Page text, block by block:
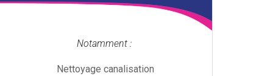
Notamment :
Nettoyage canalisation